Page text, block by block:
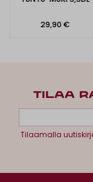
29,90 €
TILAA
Tilaamalla